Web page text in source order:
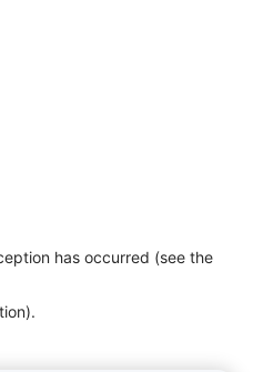
has occurred (see the
.